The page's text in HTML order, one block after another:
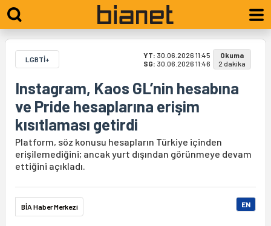
LGBTİ+ YT: 30.06.2026 11:45
SG: 30.06.2026 11:46
Okuma
2 dakika
Instagram, Kaos GL’nin hesabına
ve Pride hesaplarına erişim
kısıtlaması getirdi
Platform, söz konusu hesapların Türkiye içinden
erişilemediğini; ancak yurt dışından görünmeye devam
ettiğini açıkladı.
BİA Haber Merkezi EN